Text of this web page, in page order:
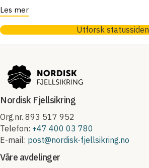
Les mer
Utforsk statussiden
Nordisk Fjellsikring
Org.nr. 893 517 952
Telefon: +47 400 03 780
E-mail: post@nordisk-fjellsikring.no
Våre avdelinger